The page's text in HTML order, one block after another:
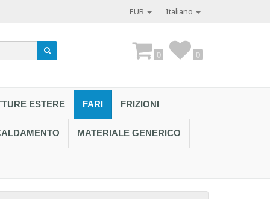
EUR Italiano
0 0
ESTERE FARI FRIZIONI
MATERIALE GENERICO